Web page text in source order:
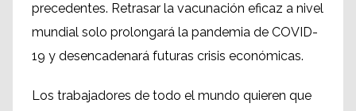
precedentes. Retrasar la vacunación eficaz a nivel
mundial solo prolongará la pandemia de COVID-
19 y desencadenará futuras crisis económicas.
Los trabajadores de todo el mundo quieren que